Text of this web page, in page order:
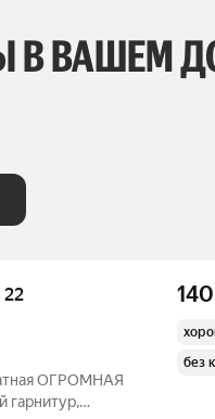
В ВАШЕМ
22
OГPOMHАЯ
гaрнитур,
без